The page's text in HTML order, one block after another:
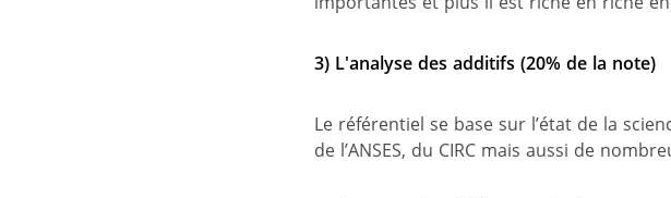
3) L'analyse des additifs (20% de la note)
Le référentiel se base sur l’état de la
de l’ANSES, du CIRC mais aussi de